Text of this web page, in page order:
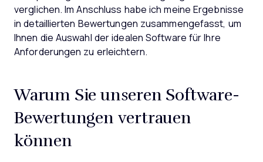
verglichen. Im Anschluss habe ich meine Ergebnisse
in detaillierten Bewertungen zusammengefasst, um
Ihnen die Auswahl der idealen Software für Ihre
Anforderungen zu erleichtern.
Warum Sie unseren Software-
Bewertungen vertrauen
können